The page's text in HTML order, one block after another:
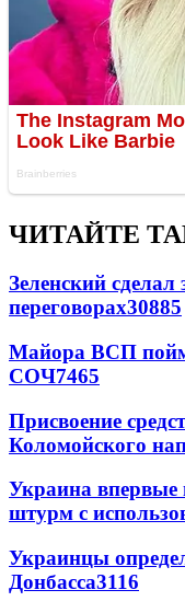
ЧИТАЙТЕ
Зеленский
переговорах30885
Майора ВСП
СОЧ7465
Присвоение
Коломойского
Украина
штурм с
Украинцы
Донбасса3116